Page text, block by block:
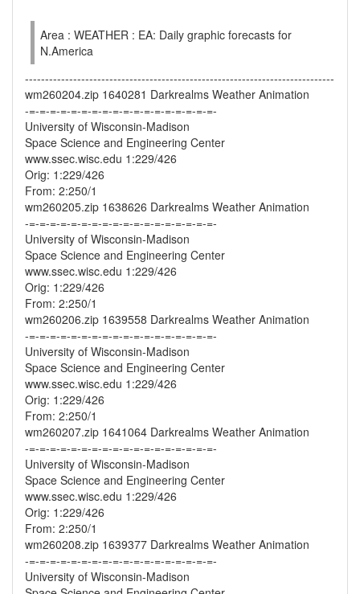
Area : WEATHER : EA: Daily graphic forecasts for
N.America
-----------------------------------------------------------------------------
wm260204.zip 1640281 Darkrealms Weather Animation
-=-=-=-=-=-=-=-=-=-=-=-=-=-=-=-=-=-=-
University of Wisconsin-Madison
Space Science and Engineering Center
www.ssec.wisc.edu 1:229/426
Orig: 1:229/426
From: 2:250/1
wm260205.zip 1638626 Darkrealms Weather Animation
-=-=-=-=-=-=-=-=-=-=-=-=-=-=-=-=-=-=-
University of Wisconsin-Madison
Space Science and Engineering Center
www.ssec.wisc.edu 1:229/426
Orig: 1:229/426
From: 2:250/1
wm260206.zip 1639558 Darkrealms Weather Animation
-=-=-=-=-=-=-=-=-=-=-=-=-=-=-=-=-=-=-
University of Wisconsin-Madison
Space Science and Engineering Center
www.ssec.wisc.edu 1:229/426
Orig: 1:229/426
From: 2:250/1
wm260207.zip 1641064 Darkrealms Weather Animation
-=-=-=-=-=-=-=-=-=-=-=-=-=-=-=-=-=-=-
University of Wisconsin-Madison
Space Science and Engineering Center
www.ssec.wisc.edu 1:229/426
Orig: 1:229/426
From: 2:250/1
wm260208.zip 1639377 Darkrealms Weather Animation
-=-=-=-=-=-=-=-=-=-=-=-=-=-=-=-=-=-=-
University of Wisconsin-Madison